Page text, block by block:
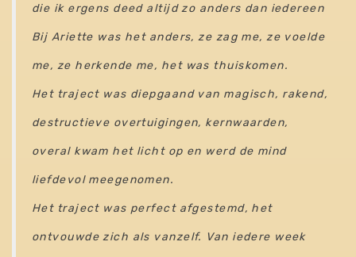
die ik ergens deed altijd zo anders dan iedereen
Bij Ariette was het anders, ze zag me, ze voelde
me, ze herkende me, het was thuiskomen.
Het traject was diepgaand van magisch, rakend,
destructieve overtuigingen, kernwaarden,
overal kwam het licht op en werd de mind
liefdevol meegenomen.
Het traject was perfect afgestemd, het
ontvouwde zich als vanzelf. Van iedere week